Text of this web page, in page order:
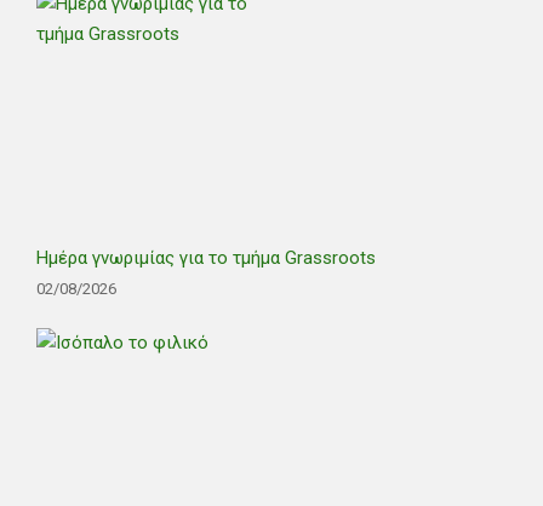
Ημέρα γνωριμίας για το τμήμα Grassroots
02/08/2026